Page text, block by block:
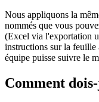
Nous appliquons la
nommés que vous
(Excel via l'exportation
instructions sur la feuille
équipe puisse suivre le
Comment